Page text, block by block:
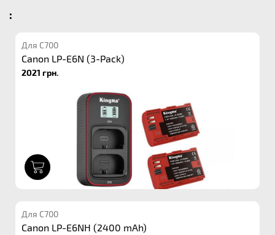
:
Для C700
Canon LP-E6N (3-Pack)
2021 грн.
Для C700
Canon LP-E6NH (2400 mAh)